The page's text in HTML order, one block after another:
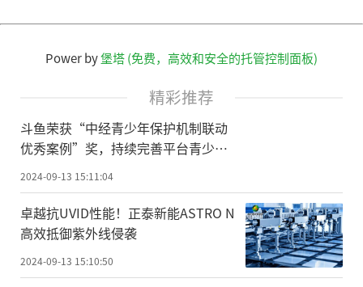
Power by堡塔 (免费，高效和安全的托管控制面板)
精彩推荐
斗鱼荣获“中经青少年保护机制联动
优秀案例”奖，持续完善平台青少年
保护机制
2024-09-13 15:11:04
卓越抗UVID性能！正泰新能ASTRO N
高效抵御紫外线侵袭
2024-09-13 15:10:50